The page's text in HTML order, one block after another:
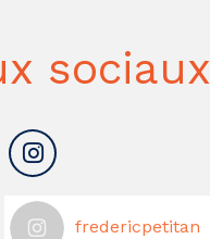
sociaux
fredericpetitan